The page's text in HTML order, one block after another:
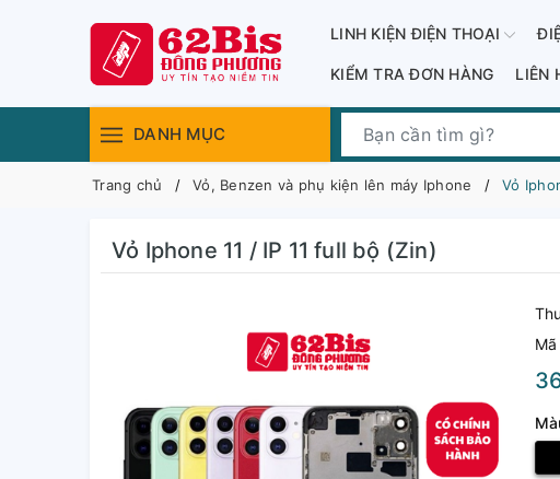
LINH KIỆN ĐIỆN THOẠI
KIỂM TRA ĐƠN HÀNG LIÊN
DANH MỤC
Trang chủ Vỏ, Benzen và phụ kiện lên máy Iphone Vỏ
Vỏ Iphone 11 / IP 11 full bộ (Zin)